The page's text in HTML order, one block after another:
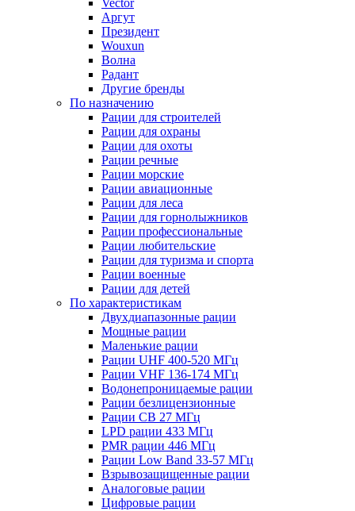
Vector
Аргут
Президент
Wouxun
Волна
Радант
Другие бренды
По назначению
Рации для строителей
Рации для охраны
Рации для охоты
Рации речные
Рации морские
Рации авиационные
Рации для леса
Рации для горнолыжников
Рации профессиональные
Рации любительские
Рации для туризма и спорта
Рации военные
Рации для детей
По характеристикам
Двухдиапазонные рации
Мощные рации
Маленькие рации
Рации UHF 400-520 МГц
Рации VHF 136-174 МГц
Водонепроницаемые рации
Рации безлицензионные
Рации CB 27 МГц
LPD рации 433 МГц
PMR рации 446 МГц
Рации Low Band 33-57 МГц
Взрывозащищенные рации
Аналоговые рации
Цифровые рации